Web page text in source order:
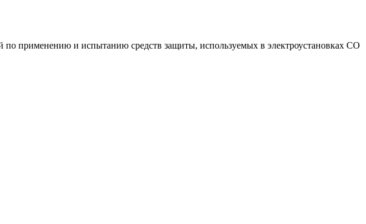
применению и испытанию средств защиты, используемых в электроустановках СО